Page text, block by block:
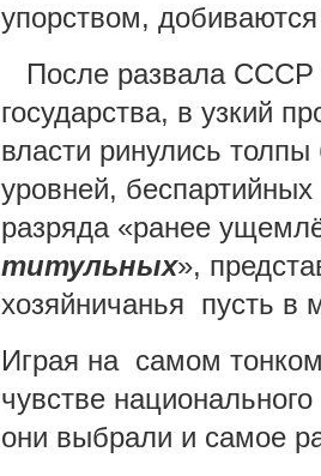
упорством,
После развала СССР
государства, в узкий
власти ринулись
уровней,
разряда «ранее
титульных»,
хозяйничанья пусть в
Играя на самом
чувстве
они выбрали и самое